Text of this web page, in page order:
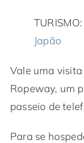
TURISMO:
Japão
Vale uma
Ropeway, um
passeio de
Para se